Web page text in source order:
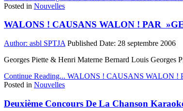
Posted in Nouvelles
WALONS ! CAUSANS WALON ! PAR
Author: asbl SPTJA Published Date: 28 septembre 2006
Georges Piette & Henri Materne Bernard Louis Georges
Continue Reading... WALONS ! CAUSANS WALON !
Posted in Nouvelles
Deuxième Concours De La Chanson